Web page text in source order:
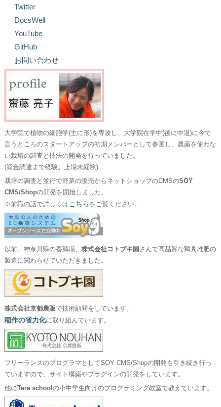
Twitter
DocsWell
YouTube
GitHub
お問い合わせ
大学院で植物の細胞学(主に形)を専攻し、大学院在学中(後に中退)に今で
言うところのスタートアップの初期メンバーとして参画し、農薬を使わな
い栽培の調査と技法の開発を行っていました。
(資金調達まで経験。上場未経験)
栽培の調査と並行で野菜の販売からネットショップのCMSのSOY
CMS/Shopの開発を開始しました。
※前職の話で詳しくは こちら をご覧ください。
以前、神奈川県の養鶏場、 株式会社コトブキ園 さんで高品質な鶏糞堆肥の
製造に関わらせていただきました。
株式会社京都農販で技術顧問をしています。
稲作の省力化に取り組んでいます。
フリーランスのプログラマとしてSOY CMS/Shopの開発も引き続き行っ
ていますので、サイト構築やプラグインの開発をしています。
他にTera school の小中学生向けのプログラミング教室で教えています。